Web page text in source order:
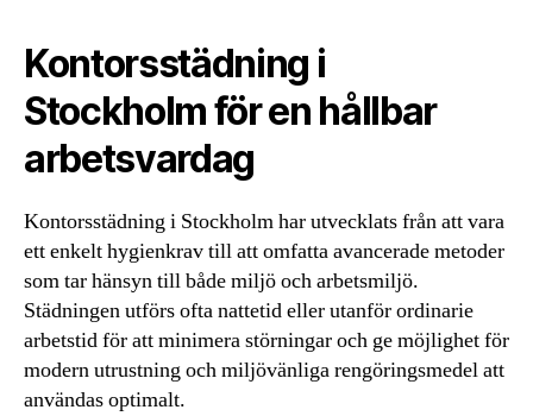
Kontorsstädning i
Stockholm för en hållbar
arbetsvardag
Kontorsstädning i Stockholm har utvecklats från att vara
ett enkelt hygienkrav till att omfatta avancerade metoder
som tar hänsyn till både miljö och arbetsmiljö.
Städningen utförs ofta nattetid eller utanför ordinarie
arbetstid för att minimera störningar och ge möjlighet för
modern utrustning och miljövänliga rengöringsmedel att
användas optimalt.